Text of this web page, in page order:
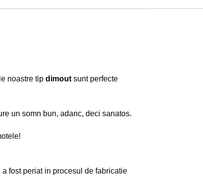
noastre tip dimoutsunt perfecte
un somn bun, adanc, deci sanatos.
fost periat in procesul de fabricatie